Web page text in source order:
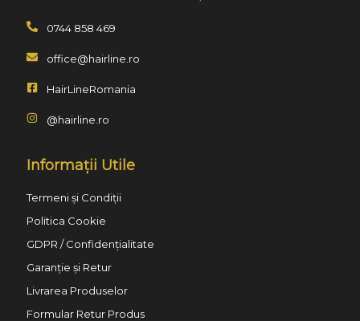
0744 858 469
office@hairline.ro
HairLineRomania
@hairline.ro
Informații Utile
Termeni și Condiții
Politica Cookie
GDPR / Confidențialitate
Garanție și Retur
Livrarea Produselor
Formular Retur Produs